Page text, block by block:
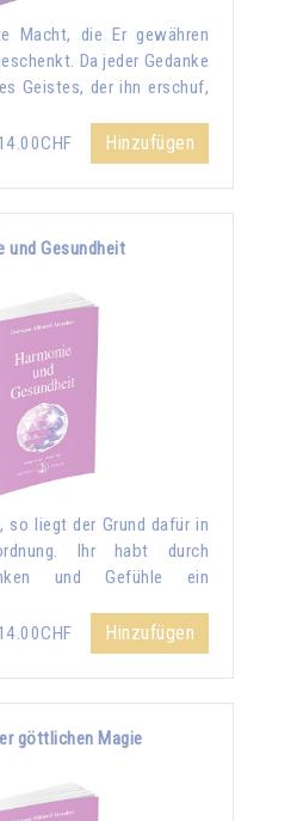
Macht, die Er gewähren
Da jeder Gedanke
Geistes, der ihn erschuf,
Hinzufügen
und Gesundheit
so liegt der Grund dafür in
Ihr habt durch
und Gefühle ein
Hinzufügen
göttlichen Magie